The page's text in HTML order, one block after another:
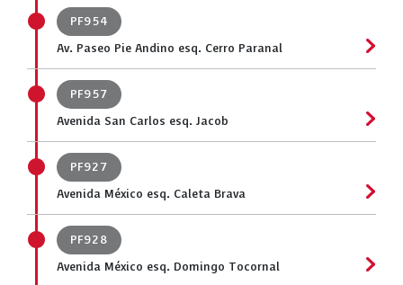
PF954
Av. Paseo Pie Andino esq. Cerro Paranal
PF957
Avenida San Carlos esq. Jacob
PF927
Avenida México esq. Caleta Brava
PF928
Avenida México esq. Domingo Tocornal